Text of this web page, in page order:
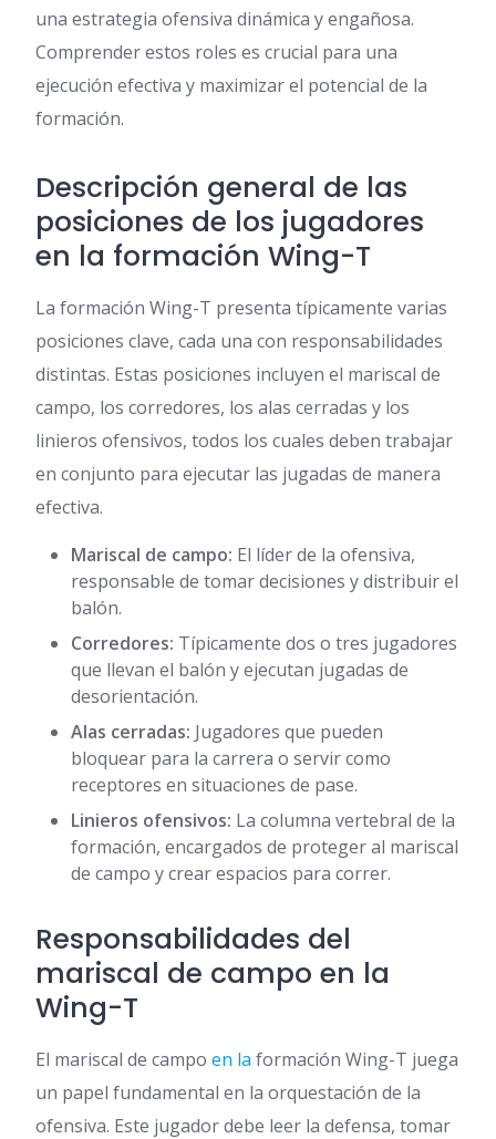
una estrategia ofensiva dinámica y engañosa.
Comprender estos roles es crucial para una
ejecución efectiva y maximizar el potencial de la
formación.
Descripción general de las
posiciones de los jugadores
en la formación Wing-T
La formación Wing-T presenta típicamente varias
posiciones clave, cada una con responsabilidades
distintas. Estas posiciones incluyen el mariscal de
campo, los corredores, los alas cerradas y los
linieros ofensivos, todos los cuales deben trabajar
en conjunto para ejecutar las jugadas de manera
efectiva.
Mariscal de campo: El líder de la ofensiva,
responsable de tomar decisiones y distribuir el
balón.
Corredores: Típicamente dos o tres jugadores
que llevan el balón y ejecutan jugadas de
desorientación.
Alas cerradas: Jugadores que pueden
bloquear para la carrera o servir como
receptores en situaciones de pase.
Linieros ofensivos: La columna vertebral de la
formación, encargados de proteger al mariscal
de campo y crear espacios para correr.
Responsabilidades del
mariscal de campo en la
Wing-T
El mariscal de campo en la formación Wing-T juega
un papel fundamental en la orquestación de la
ofensiva. Este jugador debe leer la defensa, tomar